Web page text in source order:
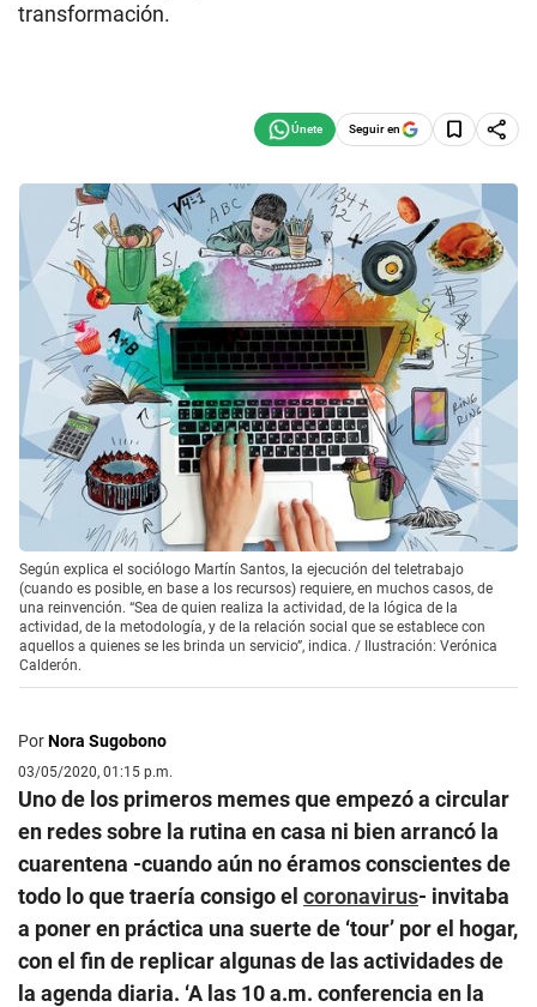
transformación.
Seguir en
Según explica el sociólogo Martín Santos, la ejecución del teletrabajo
(cuando es posible, en base a los recursos) requiere, en muchos casos, de
una reinvención. “Sea de quien realiza la actividad, de la lógica de la
actividad, de la metodología, y de la relación social que se establece con
aquellos a quienes se les brinda un servicio”, indica. / Ilustración: Verónica
Calderón.
PorNora Sugobono
03/05/2020, 01:15 p.m.
Uno de los primeros memes que empezó a circular
en redes sobre la rutina en casa ni bien arrancó la
cuarentena -cuando aún no éramos conscientes de
todo lo que traería consigo el coronavirus- invitaba
a poner en práctica una suerte de ‘tour’ por el hogar,
con el fin de replicar algunas de las actividades de
la agenda diaria. ‘A las 10 a.m. conferencia en la